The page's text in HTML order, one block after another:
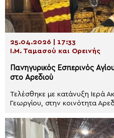
25.04.2026 | 17:33
Ι.Μ. Ταμασού και Ορεινής
Πανηγυρικός Εσπερινός
στο Αρεδιού
Τελέσθηκε με κατάνυξη Ιερά
Γεωργίου, στην κοινότητα